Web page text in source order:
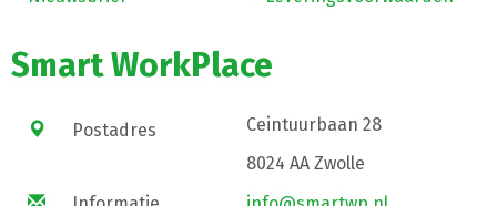
Smart WorkPlace
Postadres
Ceintuurbaan 28
8024 AA Zwolle